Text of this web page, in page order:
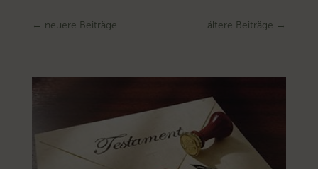
← neuere Beiträge ältere Beiträge →